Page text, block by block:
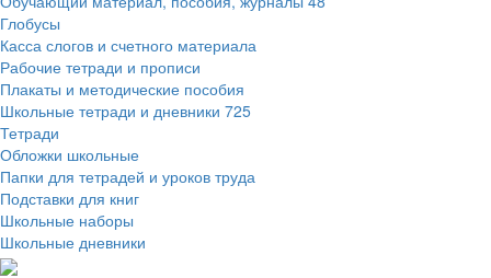
Глобусы
Касса слогов и счетного материала
Рабочие тетради и прописи
Плакаты и методические пособия
Школьные тетради и дневники 725
Тетради
Обложки школьные
Папки для тетрадей и уроков труда
Подставки для книг
Школьные наборы
Школьные дневники